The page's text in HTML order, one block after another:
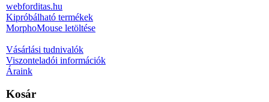
webforditas.hu
Kipróbálható termékek
MorphoMouse letöltése
Vásárlási tudnivalók
Viszonteladói információk
Áraink
Kosár